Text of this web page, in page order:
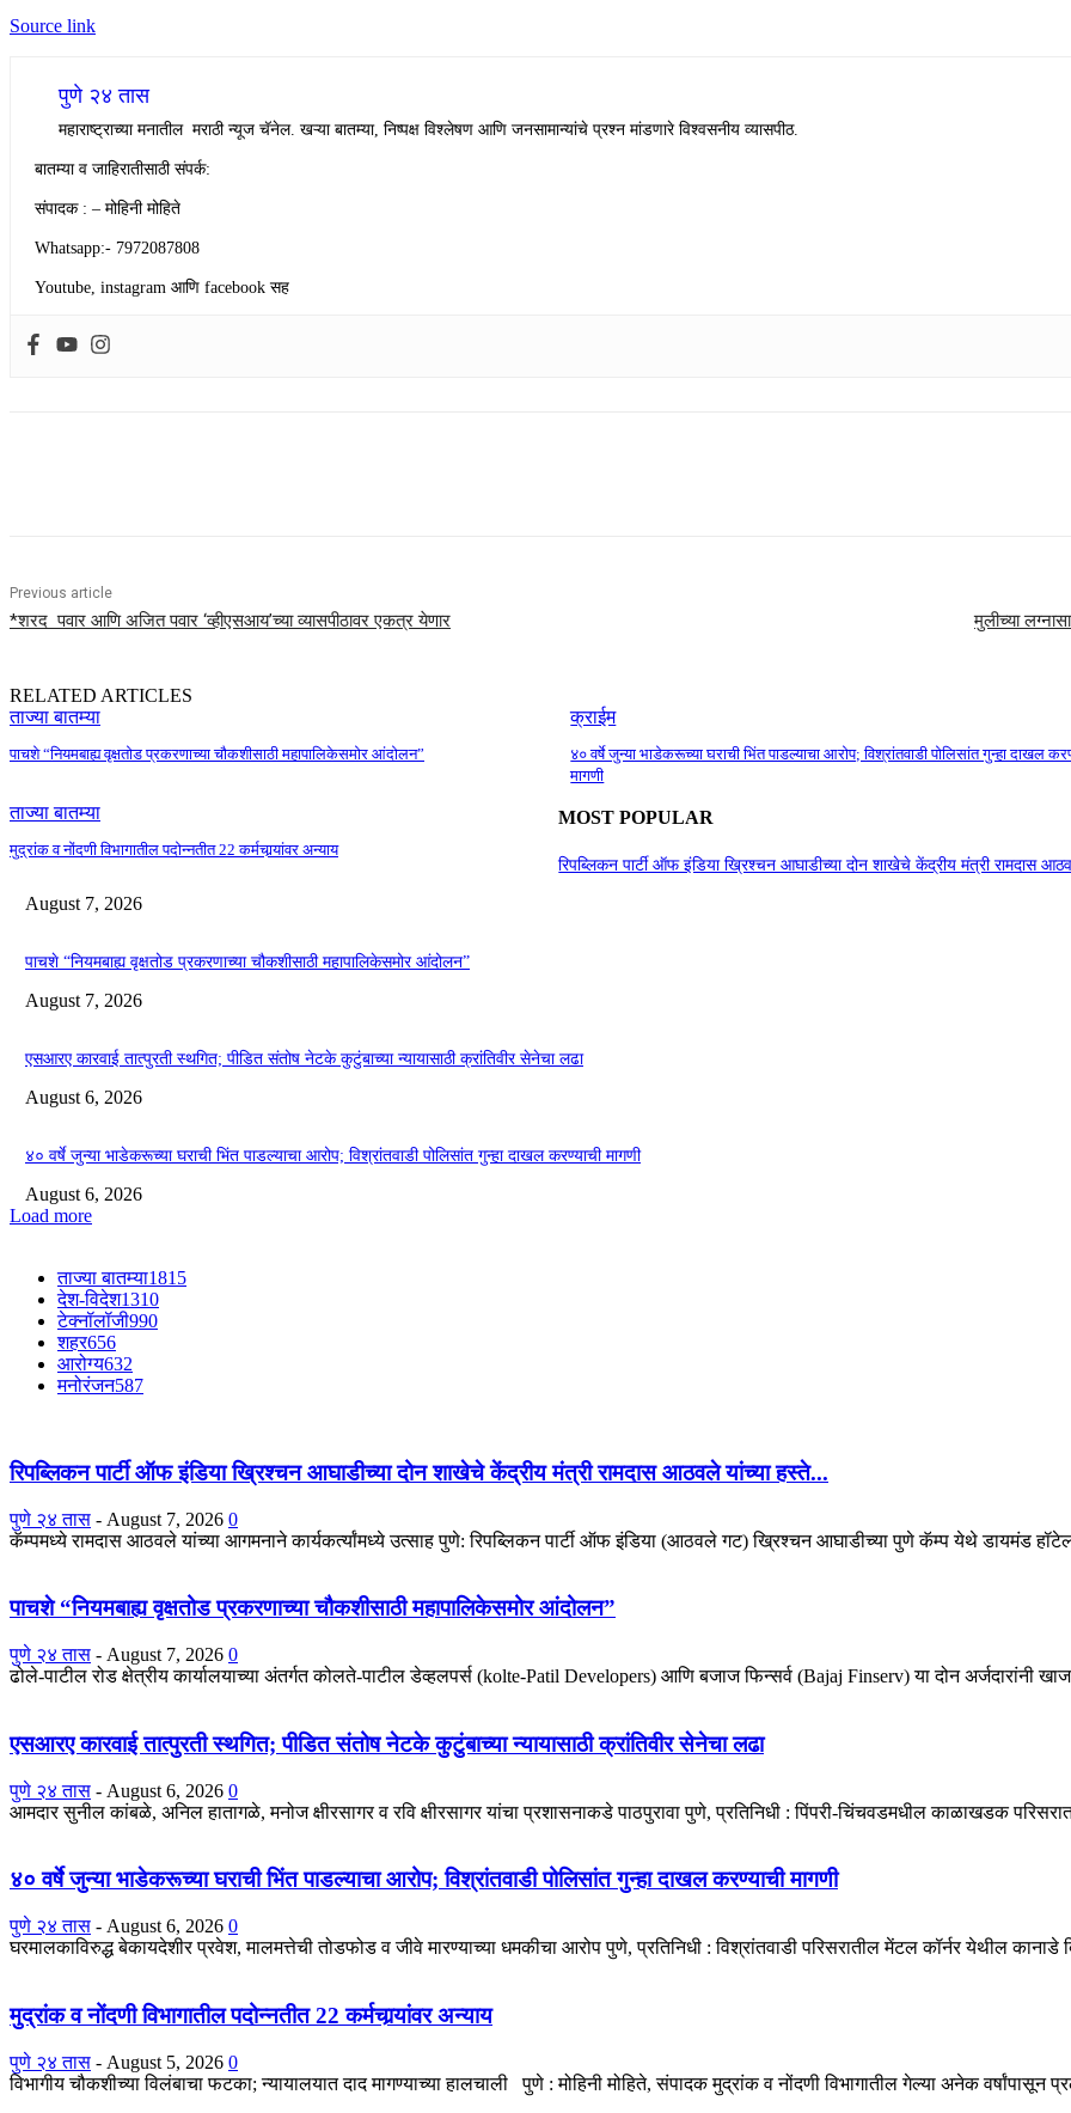
Source link
पुणे २४ तास
महाराष्ट्राच्या मनातील मराठी न्यूज चॅनेल. खऱ्या बातम्या, निष्पक्ष विश्लेषण आणि जनसामान्यांचे प्रश्न मांडणारे विश्वसनीय व्यासपीठ.
बातम्या व जाहिरातीसाठी संपर्क:
संपादक : – मोहिनी मोहिते
Whatsapp:- 7972087808
Youtube, instagram आणि facebook सह
Previous article
*शरद पवार आणि अजित पवार ‘व्हीएसआय’च्या व्यासपीठावर एकत्र येणार मुलीच्या
RELATED ARTICLES
ताज्या बातम्या
पाचशे “नियमबाह्य वृक्षतोड प्रकरणाच्या चौकशीसाठी महापालिकेसमोर आंदोलन”
क्राईम
४० वर्षे जुन्या भाडेकरूच्या घराची भिंत पाडल्याचा आरोप; विश्रांतवाडी पोलिसांत गुन्हा दाखल
मागणी
ताज्या बातम्या
मुद्रांक व नोंदणी विभागातील पदोन्नतीत 22 कर्मचार्‍यांवर अन्याय
MOST POPULAR
रिपब्लिकन पार्टी ऑफ इंडिया ख्रिश्चन आघाडीच्या दोन शाखेचे केंद्रीय मंत्री रामदास
August 7, 2026
पाचशे “नियमबाह्य वृक्षतोड प्रकरणाच्या चौकशीसाठी महापालिकेसमोर आंदोलन”
August 7, 2026
एसआरए कारवाई तात्पुरती स्थगित; पीडित संतोष नेटके कुटुंबाच्या न्यायासाठी क्रांतिवीर सेनेचा लढा
August 6, 2026
४० वर्षे जुन्या भाडेकरूच्या घराची भिंत पाडल्याचा आरोप; विश्रांतवाडी पोलिसांत गुन्हा दाखल करण्याची मागणी
August 6, 2026
Load more
ताज्या बातम्या1815
देश-विदेश1310
टेक्नॉलॉजी990
शहर656
आरोग्य632
मनोरंजन587
रिपब्लिकन पार्टी ऑफ इंडिया ख्रिश्चन आघाडीच्या दोन शाखेचे केंद्रीय मंत्री रामदास आठवले यांच्या हस्ते...
पुणे २४ तास - August 7, 2026 0
कॅम्पमध्ये रामदास आठवले यांच्या आगमनाने कार्यकर्त्यांमध्ये उत्साह पुणे: रिपब्लिकन पार्टी ऑफ इंडिया (आठवले गट) ख्रिश्चन आघाडीच्या पुणे कॅम्प येथे डायमंड
पाचशे “नियमबाह्य वृक्षतोड प्रकरणाच्या चौकशीसाठी महापालिकेसमोर आंदोलन”
पुणे २४ तास - August 7, 2026 0
ढोले-पाटील रोड क्षेत्रीय कार्यालयाच्या अंतर्गत कोलते-पाटील डेव्हलपर्स (kolte-Patil Developers) आणि बजाज फिन्सर्व (Bajaj Finserv) या दोन अर्जदारांनी
एसआरए कारवाई तात्पुरती स्थगित; पीडित संतोष नेटके कुटुंबाच्या न्यायासाठी क्रांतिवीर सेनेचा लढा
पुणे २४ तास - August 6, 2026 0
आमदार सुनील कांबळे, अनिल हातागळे, मनोज क्षीरसागर व रवि क्षीरसागर यांचा प्रशासनाकडे पाठपुरावा पुणे, प्रतिनिधी : पिंपरी-चिंचवडमधील काळाखडक
४० वर्षे जुन्या भाडेकरूच्या घराची भिंत पाडल्याचा आरोप; विश्रांतवाडी पोलिसांत गुन्हा दाखल करण्याची मागणी
पुणे २४ तास - August 6, 2026 0
घरमालकाविरुद्ध बेकायदेशीर प्रवेश, मालमत्तेची तोडफोड व जीवे मारण्याच्या धमकीचा आरोप पुणे, प्रतिनिधी : विश्रांतवाडी परिसरातील मेंटल कॉर्नर येथील
मुद्रांक व नोंदणी विभागातील पदोन्नतीत 22 कर्मचार्‍यांवर अन्याय
पुणे २४ तास - August 5, 2026 0
विभागीय चौकशीच्या विलंबाचा फटका; न्यायालयात दाद मागण्याच्या हालचाली पुणे : मोहिनी मोहिते, संपादक मुद्रांक व नोंदणी विभागातील गेल्या अनेक